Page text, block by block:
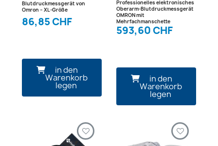
Blutdruckmessgerät von
Omron – XL-Größe
86,85 CHF
in den
Warenkorb
legen
Professionelles elektronisches
Oberarm-Blutdruckmessgerät
OMRON mit
Mehrfachmanschette
593,60 CHF
in den
Warenkorb
legen